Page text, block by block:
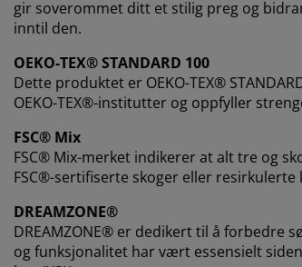
gir soverommet ditt et stilig preg og
inntil den.
OEKO-TEX® STANDARD 100
Dette produktet er OEKO-TEX®
OEKO-TEX®-institutter og oppfyller
FSC® Mix
FSC® Mix-merket indikerer at alt tre og
FSC®-sertifiserte skoger eller
DREAMZONE®
DREAMZONE® er dedikert til å forbedre
og funksjonalitet har vært essensielt